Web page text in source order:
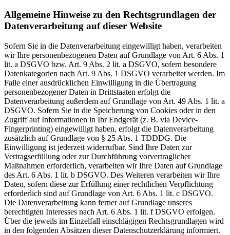
Allgemeine Hinweise zu den Rechtsgrundlagen der
Datenverarbeitung auf dieser Website
Sofern Sie in die Datenverarbeitung eingewilligt haben, verarbeiten
wir Ihre personenbezogenen Daten auf Grundlage von Art. 6 Abs. 1
lit. a DSGVO bzw. Art. 9 Abs. 2 lit. a DSGVO, sofern besondere
Datenkategorien nach Art. 9 Abs. 1 DSGVO verarbeitet werden. Im
Falle einer ausdrücklichen Einwilligung in die Übertragung
personenbezogener Daten in Drittstaaten erfolgt die
Datenverarbeitung außerdem auf Grundlage von Art. 49 Abs. 1 lit. a
DSGVO. Sofern Sie in die Speicherung von Cookies oder in den
Zugriff auf Informationen in Ihr Endgerät (z. B. via Device-
Fingerprinting) eingewilligt haben, erfolgt die Datenverarbeitung
zusätzlich auf Grundlage von § 25 Abs. 1 TDDDG. Die
Einwilligung ist jederzeit widerrufbar. Sind Ihre Daten zur
Vertragserfüllung oder zur Durchführung vorvertraglicher
Maßnahmen erforderlich, verarbeiten wir Ihre Daten auf Grundlage
des Art. 6 Abs. 1 lit. b DSGVO. Des Weiteren verarbeiten wir Ihre
Daten, sofern diese zur Erfüllung einer rechtlichen Verpflichtung
erforderlich sind auf Grundlage von Art. 6 Abs. 1 lit. c DSGVO.
Die Datenverarbeitung kann ferner auf Grundlage unseres
berechtigten Interesses nach Art. 6 Abs. 1 lit. f DSGVO erfolgen.
Über die jeweils im Einzelfall einschlägigen Rechtsgrundlagen wird
in den folgenden Absätzen dieser Datenschutzerklärung informiert.